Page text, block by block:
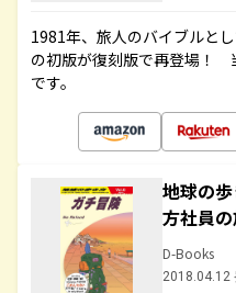
1981年、旅人のバイブルと
の初版が復刻版で再登場！
です。
地球の
方社員
D-Books
2018.04.12